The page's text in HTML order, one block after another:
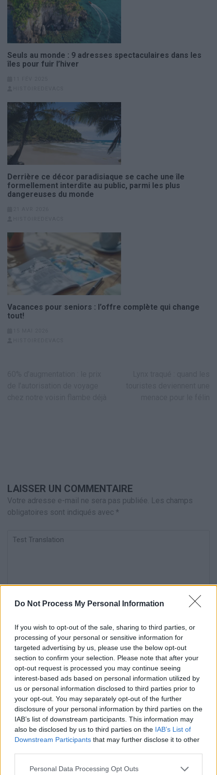
Do Not Process My Personal Information
If you wish to opt-out of the sale, sharing to third parties, or
processing of your personal or sensitive information for
targeted advertising by us, please use the below opt-out
section to confirm your selection. Please note that after your
opt-out request is processed you may continue seeing
interest-based ads based on personal information utilized by
us or personal information disclosed to third parties prior to
your opt-out. You may separately opt-out of the further
disclosure of your personal information by third parties on the
IAB’s list of downstream participants. This information may
also be disclosed by us to third parties on the IAB’s List of
Downstream Participants that may further disclose it to other
Personal Data Processing Opt Outs
Seuls au monde : 9 adresses spectaculaires dans les
îles pour fuir l’hiver
Derrière ce décor paradisiaque se cache une île
formellement interdite au public, parmi les plus
dangereuses du monde
Vacances pour seniors : l’offre complète qui change
tout!
LAISSER UN COMMENTAIRE
Votre adresse e-mail ne sera pas publiée. Les champs
obligatoires sont indiqués avec *
Test
Nom*
Enregistrer mon nom, mon e-mail et mon site dans le
navigateur pour mon prochain commentaire.